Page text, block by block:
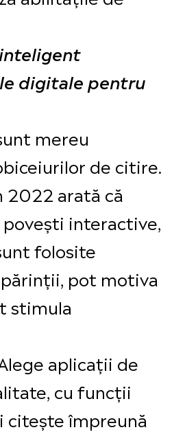
digitale pentru
mereu
de citire.
2022 arată că
interactive,
folosite
pot motiva
stimula
aplicații de
cu funcții
citește împreună